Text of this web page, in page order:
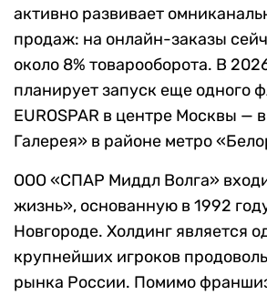
активно развивает
продаж: на онлайн-заказы
около 8% товарооборота. В
планирует запуск еще одного
EUROSPAR в центре Москвы —
Галерея» в районе метро
ООО «СПАР Миддл Волга»
жизнь», основанную в 1992
Новгороде. Холдинг является
крупнейших игроков
рынка России. Помимо